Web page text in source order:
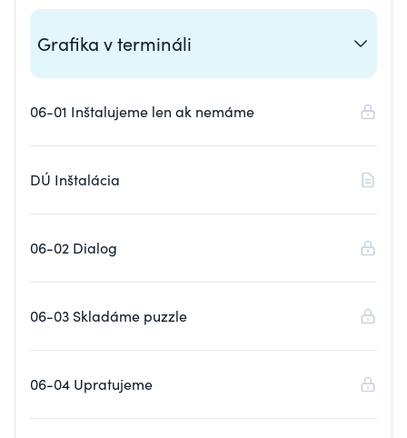
Grafika v termináli
06-01 Inštalujeme len ak nemáme
DÚ Inštalácia
06-02 Dialog
06-03 Skladáme puzzle
06-04 Upratujeme